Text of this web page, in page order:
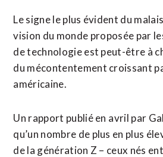
Le signe le plus évident du
vision du monde ⁠proposée ‌par
de technologie est peut-être à
du mécontentement croissant
américaine.
Un rapport publié en ⁠avril par
qu’un nombre de plus en plus
de la génération Z – ceux ​nés